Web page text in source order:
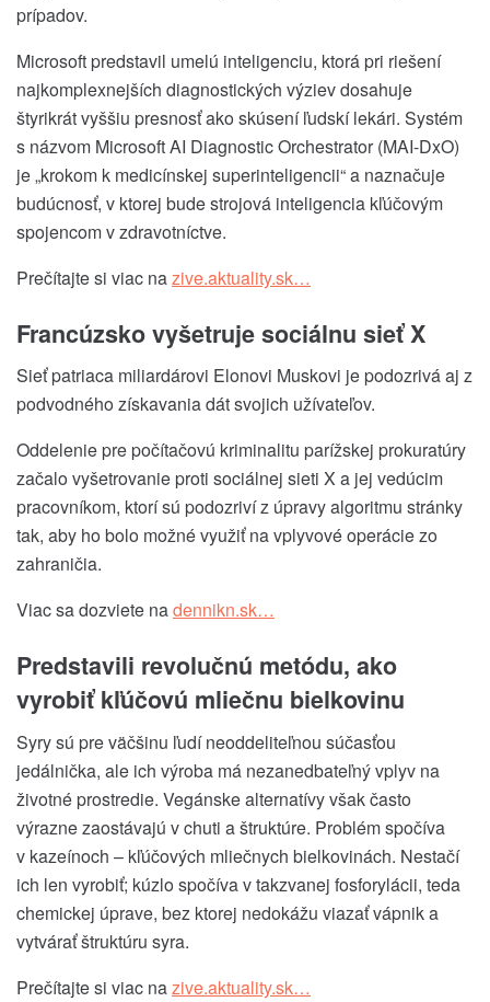
prípadov.
Microsoft predstavil umelú inteligenciu, ktorá pri riešení
najkomplexnejších diagnostických výziev dosahuje
štyrikrát vyššiu presnosť ako skúsení ľudskí lekári. Systém
s názvom Microsoft AI Diagnostic Orchestrator (MAI-DxO)
je „krokom k medicínskej superinteligencii“ a naznačuje
budúcnosť, v ktorej bude strojová inteligencia kľúčovým
spojencom v zdravotníctve.
Prečítajte si viac nazive.aktuality.sk…
Francúzsko vyšetruje sociálnu sieť X
Sieť patriaca miliardárovi Elonovi Muskovi je podozrivá aj z
podvodného získavania dát svojich užívateľov.
Oddelenie pre počítačovú kriminalitu parížskej prokuratúry
začalo vyšetrovanie proti sociálnej sieti X a jej vedúcim
pracovníkom, ktorí sú podozriví z úpravy algoritmu stránky
tak, aby ho bolo možné využiť na vplyvové operácie zo
zahraničia.
Viac sa dozviete nadennikn.sk…
Predstavili revolučnú metódu, ako
vyrobiť kľúčovú mliečnu bielkovinu
Syry sú pre väčšinu ľudí neoddeliteľnou súčasťou
jedálnička, ale ich výroba má nezanedbateľný vplyv na
životné prostredie. Vegánske alternatívy však často
výrazne zaostávajú v chuti a štruktúre. Problém spočíva
v kazeínoch – kľúčových mliečnych bielkovinách. Nestačí
ich len vyrobiť; kúzlo spočíva v takzvanej fosforylácii, teda
chemickej úprave, bez ktorej nedokážu viazať vápnik a
vytvárať štruktúru syra.
Prečítajte si viac nazive.aktuality.sk…